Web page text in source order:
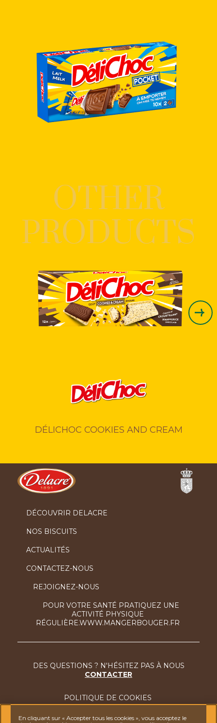
OTHER
PRODUCTS
DÉLICHOC COOKIES AND CREAM
DÉCOUVRIR DELACRE
NOS BISCUITS
ACTUALITÉS
CONTACTEZ-NOUS
REJOIGNEZ-NOUS
POUR VOTRE SANTÉ PRATIQUEZ UNE
ACTIVITÉ PHYSIQUE
RÉGULIÈRE.WWW.MANGERBOUGER.FR
POLITIQUE DE COOKIES
MENTIONS LÉGALES
DES QUESTIONS ? N'HÉSITEZ PAS À NOUS
CONTACTER
En cliquant sur « Accepter tous les cookies », vous acceptez le